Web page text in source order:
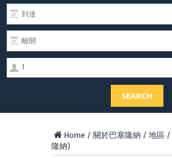
1
SEARCH
Home / 關於巴塞隆納 / 地區 /
隆納)